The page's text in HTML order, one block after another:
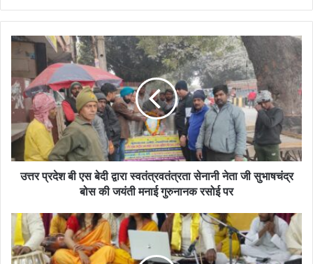
उत्तर
प्रदेश
बी
एस
बेदी
द्वारा
स्वतंत्रवतंत्रता
सेनानी
नेता
की
जयंती
मनाई
उत्तर प्रदेश बी एस बेदी द्वारा स्वतंत्रवतंत्रता सेनानी नेता जी सुभाषचंद्र
बोस की जयंती मनाई गुरुनानक रसोई पर
निराला
और
नजीर